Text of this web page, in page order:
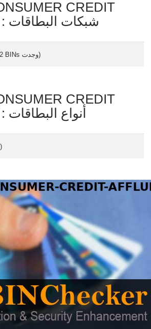
CREDIT
AFFLUENT : شبكات البطاقات
(2 BINs وجدت)
CREDIT
AFFLUENT : أنواع البطاقات
(2 BINs وجدت)